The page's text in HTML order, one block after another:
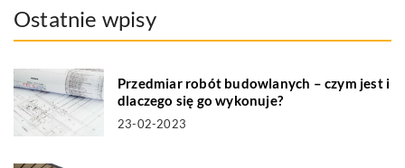
Ostatnie wpisy
Przedmiar robót budowlanych – czym jest i
dlaczego się go wykonuje?
23-02-2023